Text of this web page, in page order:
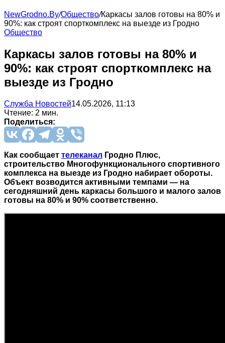
NewGrodno.By/Общество/Каркасы залов готовы на 80% и
90%: как строят спорткомплекс на выезде из Гродно
Общество
Каркасы залов готовы на 80% и
90%: как строят спорткомплекс на
выезде из Гродно
Служба Новостей14.05.2026, 11:13
Чтение: 2 мин.
Поделиться:
Как сообщает телеканал Гродно Плюс,
строительство Многофункционального спортивного
комплекса на выезде из Гродно набирает обороты.
Объект возводится активными темпами — на
сегодняшний день каркасы большого и малого залов
готовы на 80% и 90% соответственно.